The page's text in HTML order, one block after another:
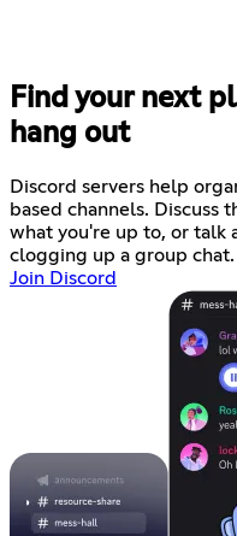
Find your next
hang out
Discord servers help
based channels. Discuss
what you're up to, or
clogging up a group chat.
Join Discord